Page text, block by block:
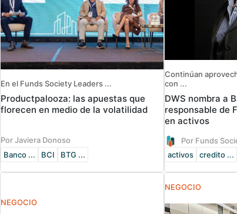
En el Funds Society Leaders ...
Productpalooza: las apuestas que
florecen en medio de la volatilidad
Por Javiera Donoso
Banco ...
BCI BTG ...
Continúan
con ...
DWS nombra a
responsable de
en activos
Por Funds
activos
credito ...
NEGOCIO
NEGOCIO